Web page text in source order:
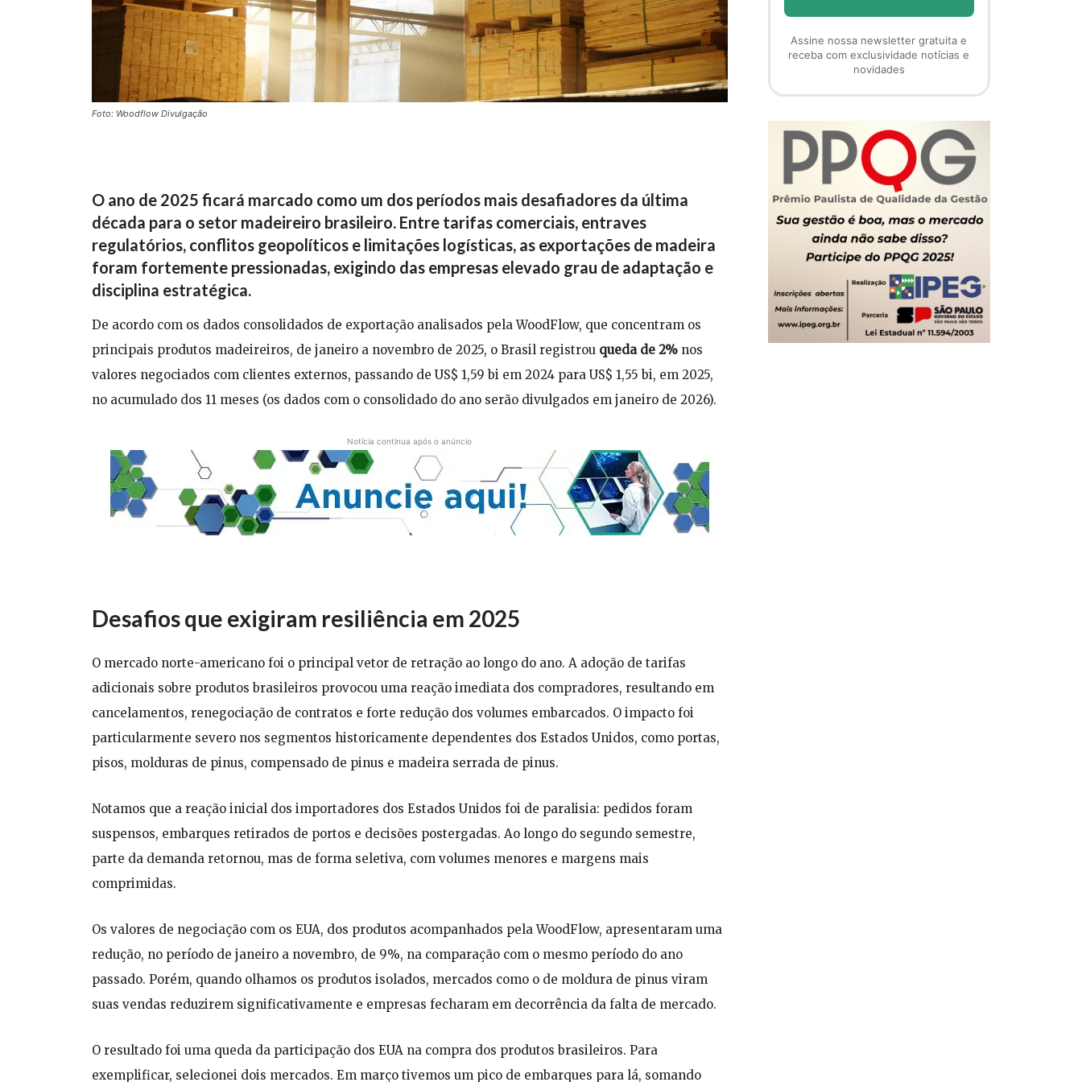
Foto: Woodflow Divulgação
O ano de 2025 ficará marcado como um dos períodos mais desafiadores da última
década para o setor madeireiro brasileiro. Entre tarifas comerciais, entraves
regulatórios, conflitos geopolíticos e limitações logísticas, as exportações de madeira
foram fortemente pressionadas, exigindo das empresas elevado grau de adaptação e
disciplina estratégica.
De acordo com os dados consolidados de exportação analisados pela WoodFlow, que concentram os
principais produtos madeireiros, de janeiro a novembro de 2025, o Brasil registrou queda de 2% nos
valores negociados com clientes externos, passando de US$ 1,59 bi em 2024 para US$ 1,55 bi, em 2025,
no acumulado dos 11 meses (os dados com o consolidado do ano serão divulgados em janeiro de 2026).
Notícia continua após o anúncio
Desafios que exigiram resiliência em 2025
O mercado norte-americano foi o principal vetor de retração ao longo do ano. A adoção de tarifas
adicionais sobre produtos brasileiros provocou uma reação imediata dos compradores, resultando em
cancelamentos, renegociação de contratos e forte redução dos volumes embarcados. O impacto foi
particularmente severo nos segmentos historicamente dependentes dos Estados Unidos, como portas,
pisos, molduras de pinus, compensado de pinus e madeira serrada de pinus.
Notamos que a reação inicial dos importadores dos Estados Unidos foi de paralisia: pedidos foram
suspensos, embarques retirados de portos e decisões postergadas. Ao longo do segundo semestre,
parte da demanda retornou, mas de forma seletiva, com volumes menores e margens mais
comprimidas.
Os valores de negociação com os EUA, dos produtos acompanhados pela WoodFlow, apresentaram uma
redução, no período de janeiro a novembro, de 9%, na comparação com o mesmo período do ano
passado. Porém, quando olhamos os produtos isolados, mercados como o de moldura de pinus viram
suas vendas reduzirem significativamente e empresas fecharam em decorrência da falta de mercado.
O resultado foi uma queda da participação dos EUA na compra dos produtos brasileiros. Para
exemplificar, selecionei dois mercados. Em março tivemos um pico de embarques para lá, somando
Assine nossa newsletter gratuita e
receba com exclusividade notícias e
novidades